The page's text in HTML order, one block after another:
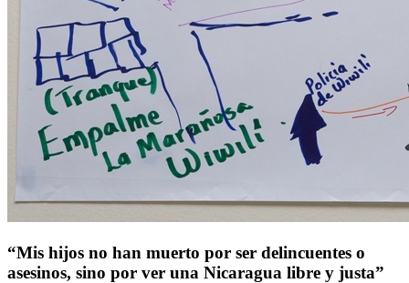
“Mis hijos no han muerto por ser delincuentes o
asesinos, sino por ver una Nicaragua libre y justa”